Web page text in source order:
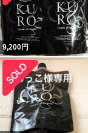
9,200円